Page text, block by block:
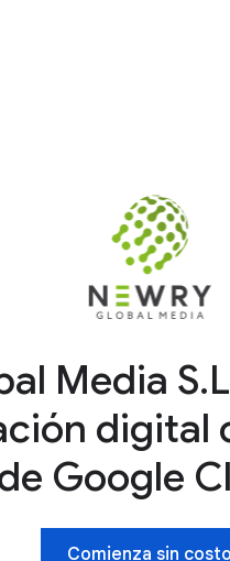
Media
digital
Google
Comienza sin costo